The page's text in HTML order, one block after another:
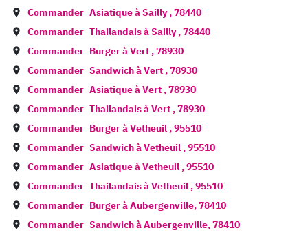
Commander Asiatique àSailly,78440
Commander Thailandais àSailly,78440
Commander Burger àVert ,78930
Commander Sandwich àVert ,78930
Commander Asiatique àVert ,78930
Commander Thailandais àVert ,78930
Commander Burger àVetheuil ,95510
Commander Sandwich àVetheuil ,95510
Commander Asiatique àVetheuil ,95510
Commander Thailandais àVetheuil ,95510
Commander Burger àAubergenville,78410
Commander Sandwich àAubergenville,78410